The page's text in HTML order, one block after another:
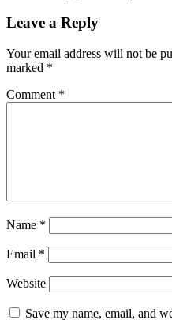
Leave a Reply
Your email address will not be
marked *
Comment *
Name *
Email *
Website
Save my name, email, and